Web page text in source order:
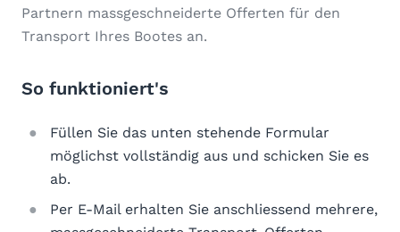
Partnern massgeschneiderte Offerten für den
Transport Ihres Bootes an.
So funktioniert's
Füllen Sie das unten stehende Formular
möglichst vollständig aus und schicken Sie es
ab.
Per E-Mail erhalten Sie anschliessend mehrere,